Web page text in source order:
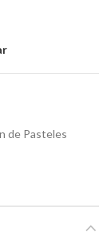
de Pasteles